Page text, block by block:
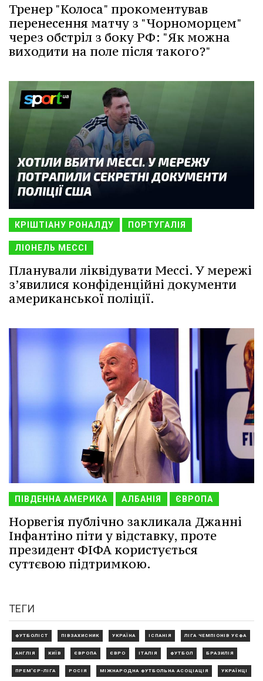
Тренер "Колоса" прокоментував
перенесення матчу з "Чорноморцем"
через обстріл з боку РФ: "Як можна
виходити на поле після такого?"
КРІШТІАНУ РОНАЛДУ ПОРТУГАЛІЯ
ЛІОНЕЛЬ МЕССІ
Планували ліквідувати Мессі. У мережі
з’явилися конфіденційні документи
американської поліції.
ПІВДЕННА АМЕРИКА АЛБАНІЯ ЄВРОПА
Норвегія публічно закликала Джанні
Інфантіно піти у відставку, проте
президент ФІФА користується
суттєвою підтримкою.
ТЕГИ
ФУТБОЛІСТ ПІВЗАХИСНИК УКРАЇНА ІСПАНІЯ ЛІГА ЧЕМПІОНІВ УЄФА
АНГЛІЯ КИЇВ ЄВРОПА ЄВРО ІТАЛІЯ ФУТБОЛ БРАЗИЛІЯ
ПРЕМ'ЄР-ЛІГА РОСІЯ МІЖНАРОДНА ФУТБОЛЬНА АСОЦІАЦІЯ УКРАЇНЦІ